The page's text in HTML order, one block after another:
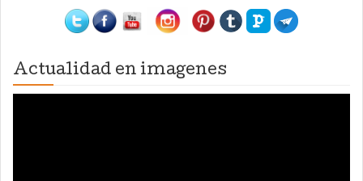
Actualidad en imagenes